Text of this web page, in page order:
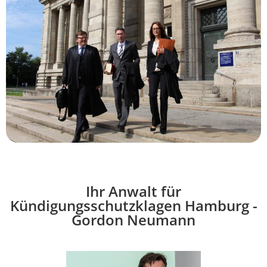
Ihr Anwalt für
Kündigungsschutzklagen Hamburg -
Gordon Neumann